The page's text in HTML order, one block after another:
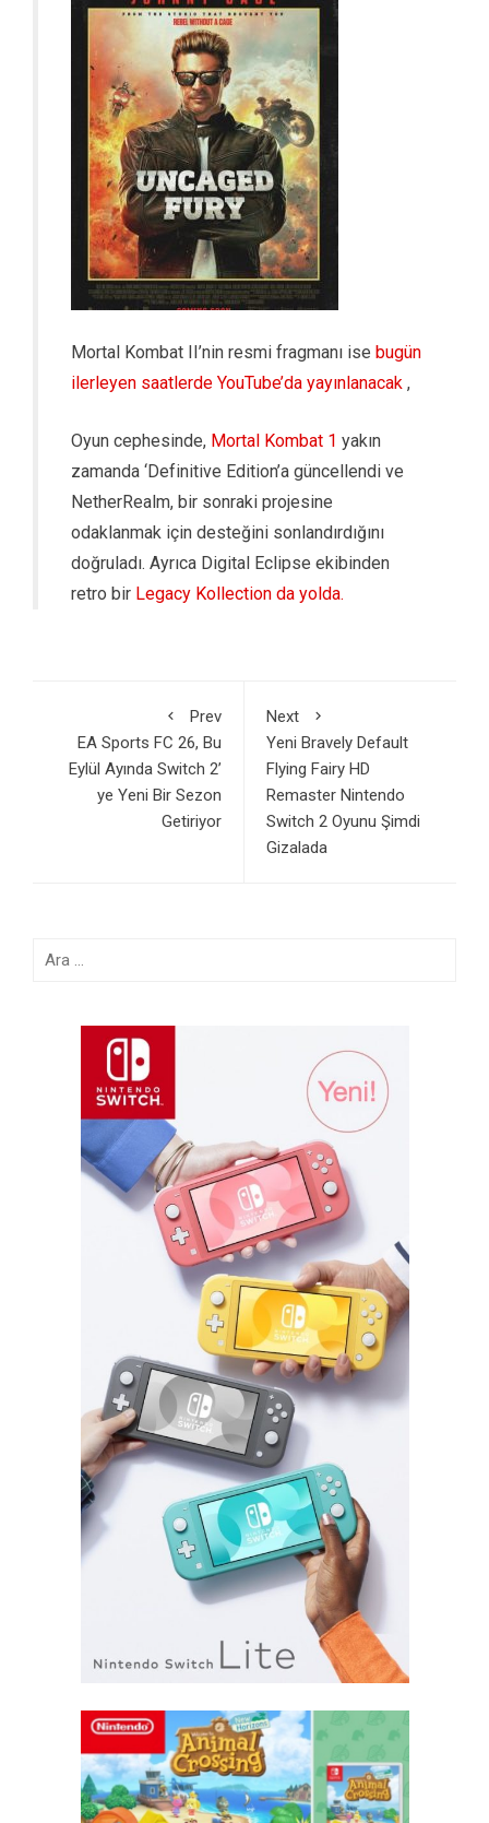
Mortal Kombat II’nin resmi fragmanı ise bugün
ilerleyen saatlerde YouTube’da yayınlanacak ,
Oyun cephesinde, Mortal Kombat 1 yakın
zamanda ‘Definitive Edition’a güncellendi ve
NetherRealm, bir sonraki projesine
odaklanmak için desteğini sonlandırdığını
doğruladı. Ayrıca Digital Eclipse ekibinden
retro bir Legacy Kollection da yolda.
Prev
EA Sports FC 26, Bu
Eylül Ayında Switch 2’
ye Yeni Bir Sezon
Getiriyor
Next
Yeni Bravely Default
Flying Fairy HD
Remaster Nintendo
Switch 2 Oyunu Şimdi
Gizalada
Arama: